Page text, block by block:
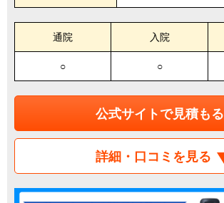
通院 入院
○ ○
公式サイトで見積もる
詳細・口コミを見る